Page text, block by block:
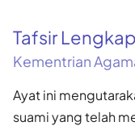
Tafsir
Kementrian
Ayat ini
suami yang telah